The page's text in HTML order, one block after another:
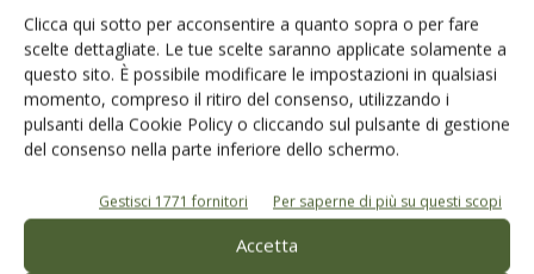
Clicca qui sotto per acconsentire a quanto sopra o per fare
scelte dettagliate. Le tue scelte saranno applicate solamente a
questo sito. È possibile modificare le impostazioni in qualsiasi
momento, compreso il ritiro del consenso, utilizzando i
pulsanti della Cookie Policy o cliccando sul pulsante di gestione
del consenso nella parte inferiore dello schermo.
Gestisci 1771 fornitori Per saperne di più su questi scopi
Accetta
© Tecniche Nuove Spa. Tutti i diritti riservati. Sede legale Via Eritrea 21 -
imprese di Milano: 00753480151
Registrazione Tribunale di Milano n. 69 del 05/03/2014. Precedentemente
registrata presso il tribunale di Bologna n. 6776 del 04/03/1998
ROC "Poste italiane Spa - sped. A.P. - DL 353/2003 conv. L. 46/2004, art. 1c.1: